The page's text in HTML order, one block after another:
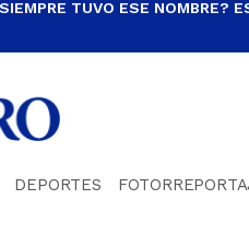
TUVO ESE NOMBRE?
DEPORTES